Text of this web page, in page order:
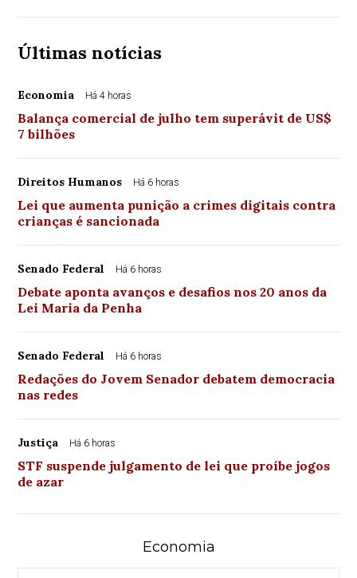
Últimas notícias
Economia Há 4 horas
Balança comercial de julho tem superávit de US$
7 bilhões
Direitos Humanos Há 6 horas
Lei que aumenta punição a crimes digitais contra
crianças é sancionada
Senado Federal Há 6 horas
Debate aponta avanços e desafios nos 20 anos da
Lei Maria da Penha
Senado Federal Há 6 horas
Redações do Jovem Senador debatem democracia
nas redes
Justiça Há 6 horas
STF suspende julgamento de lei que proíbe jogos
de azar
Economia